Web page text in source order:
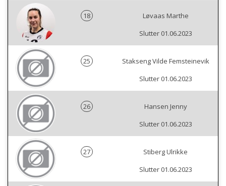
18
Løvaas Marthe
Slutter 01.06.2023
25
Stakseng Vilde Femsteinevik
Slutter 01.06.2023
26
Hansen Jenny
Slutter 01.06.2023
27
Stiberg Ulrikke
Slutter 01.06.2023